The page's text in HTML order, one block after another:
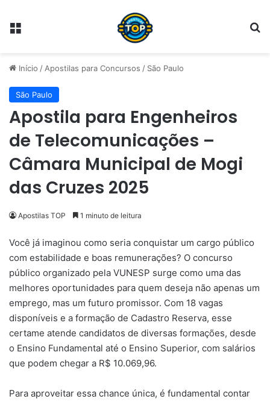
Menu
Início / Apostilas para Concursos / São Paulo
São Paulo
Apostila para Engenheiros
de Telecomunicações –
Câmara Municipal de Mogi
das Cruzes 2025
Apostilas TOP 1 minuto de leitura
Você já imaginou como seria conquistar um cargo público
com estabilidade e boas remunerações? O concurso
público organizado pela VUNESP surge como uma das
melhores oportunidades para quem deseja não apenas um
emprego, mas um futuro promissor. Com 18 vagas
disponíveis e a formação de Cadastro Reserva, esse
certame atende candidatos de diversas formações, desde
o Ensino Fundamental até o Ensino Superior, com salários
que podem chegar a R$ 10.069,96.
Para aproveitar essa chance única, é fundamental contar